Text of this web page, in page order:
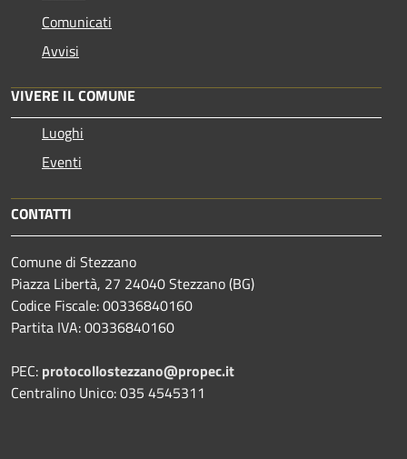
Comunicati
Avvisi
VIVERE IL COMUNE
Luoghi
Eventi
CONTATTI
Comune di Stezzano
Piazza Libertà, 27 24040 Stezzano (BG)
Codice Fiscale: 00336840160
Partita IVA: 00336840160
PEC: protocollostezzano@propec.it
Centralino Unico: 035 4545311